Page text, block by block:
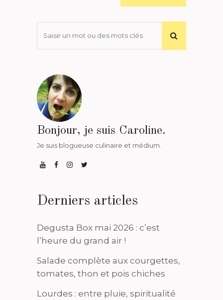
Bonjour, je suis Caroline.
Je suis blogueuse culinaire et médium.
Derniers articles
Degusta Box mai 2026 : c’est
l’heure du grand air !
Salade complète aux courgettes,
tomates, thon et pois chiches
Lourdes : entre pluie, spiritualité